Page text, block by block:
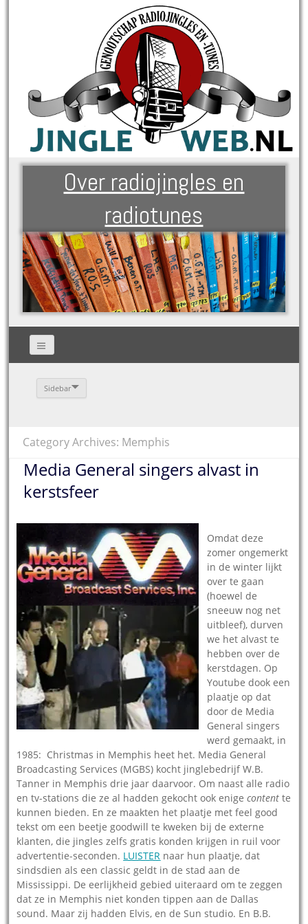
Over radiojingles en
radiotunes
Sidebar
Category Archives: Memphis
Media General singers alvast in
kerstsfeer
Omdat deze
zomer ongemerkt
in de winter lijkt
over te gaan
(hoewel de
sneeuw nog net
uitbleef), durven
we het alvast te
hebben over de
kerstdagen. Op
Youtube dook een
plaatje op dat
door de Media
General singers
werd gemaakt, in
1985: Christmas in Memphis heet het. Media General
Broadcasting Services (MGBS) kocht jinglebedrijf W.B.
Tanner in Memphis drie jaar daarvoor. Om naast alle radio
en tv-stations die ze al hadden gekocht ook enigecontent te
kunnen bieden. En ze maakten het plaatje met feel good
tekst om een beetje goodwill te kweken bij de externe
klanten, die jingles zelfs gratis konden krijgen in ruil voor
advertentie-seconden. LUISTER naar hun plaatje, dat
sindsdien als een classic geldt in de stad aan de
Mississippi. De eerlijkheid gebied uiteraard om te zeggen
dat ze in Memphis niet konden tippen aan de Dallas
sound. Maar zij hadden Elvis, en de Sun studio. En B.B.